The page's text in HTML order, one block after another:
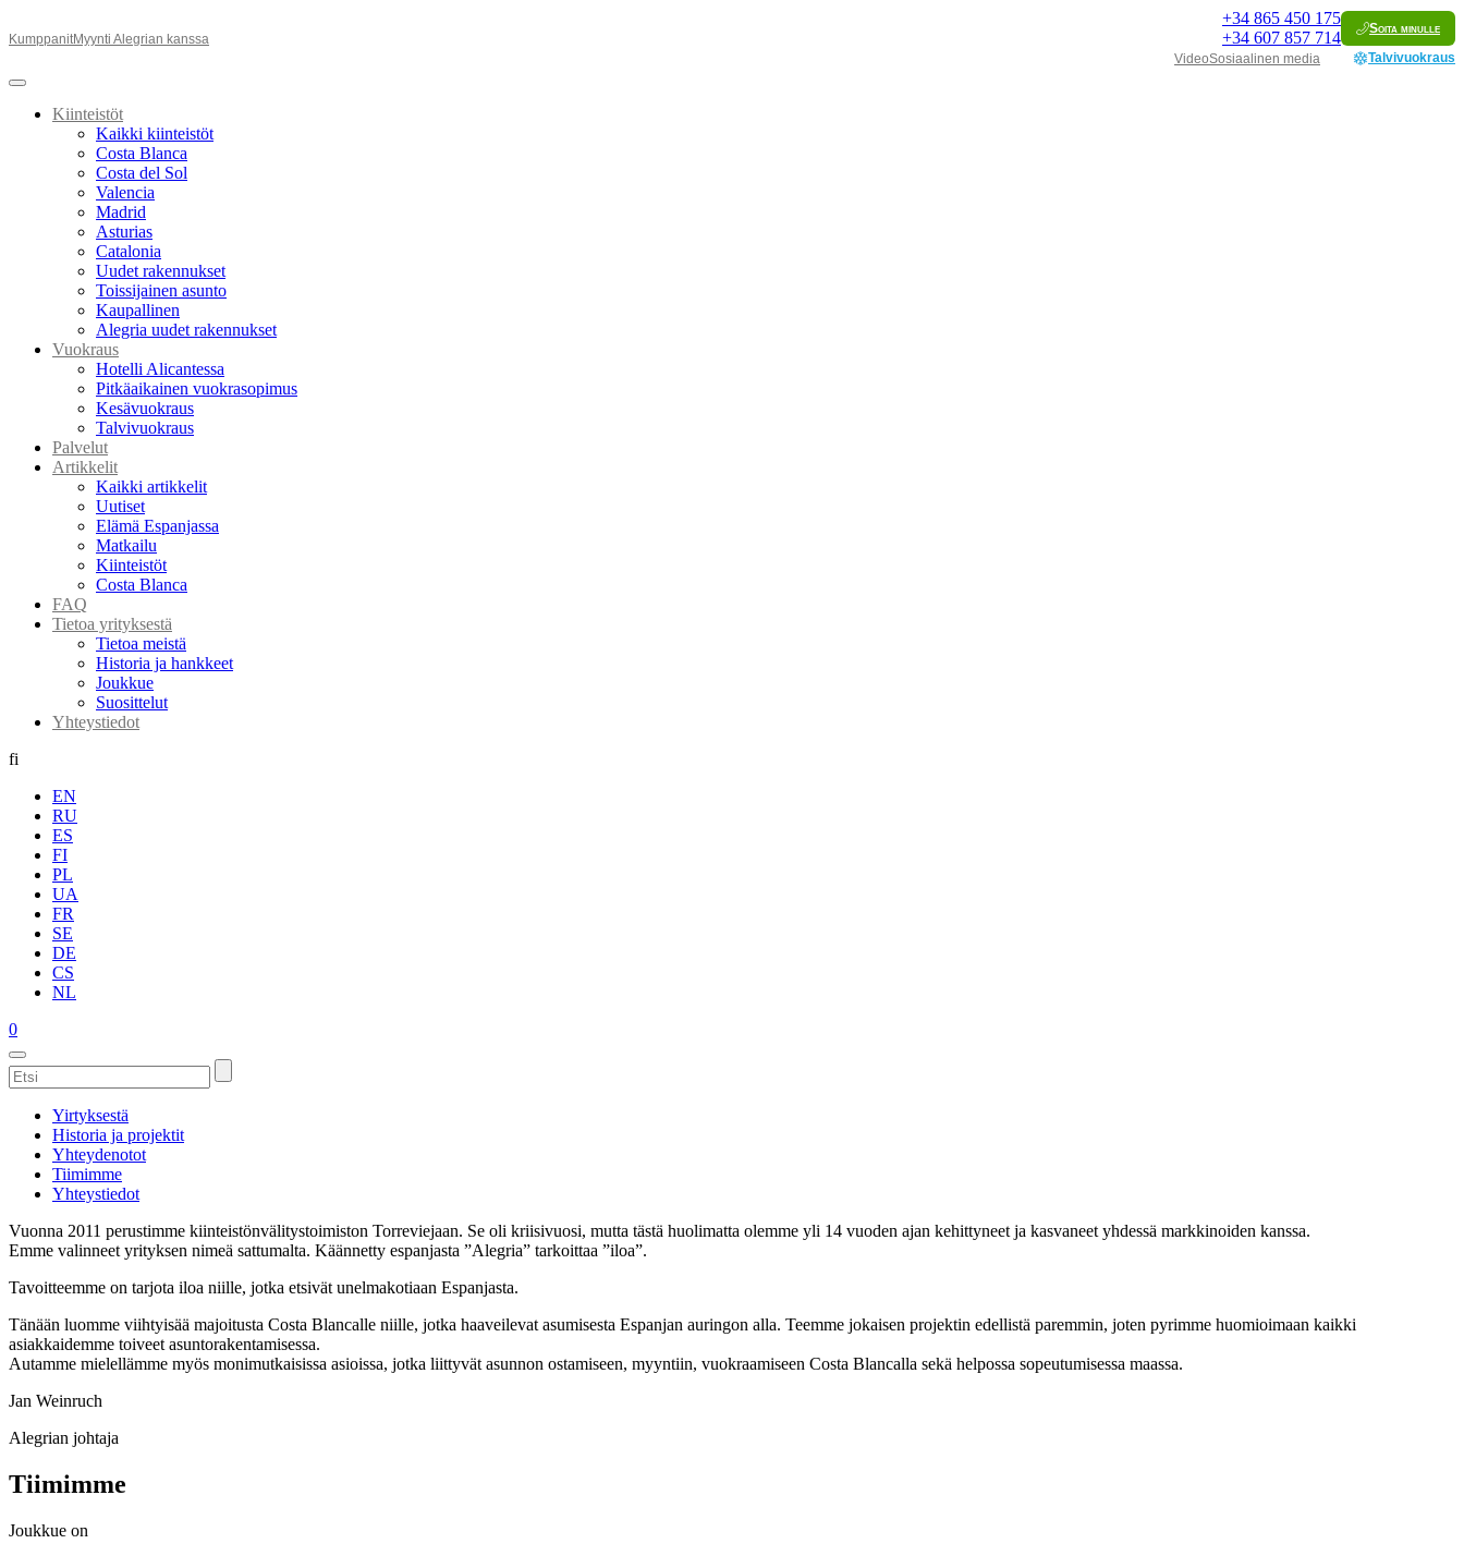
KumppanitMyynti Alegrian kanssa
+34 865 450 175
+34 607 857 714
Soita minulle
VideoSosiaalinen media Talvivuokraus
Kiinteistöt
Kaikki kiinteistöt
Costa Blanca
Costa del Sol
Valencia
Madrid
Asturias
Catalonia
Uudet rakennukset
Toissijainen asunto
Kaupallinen
Alegria uudet rakennukset
Vuokraus
Hotelli Alicantessa
Pitkäaikainen vuokrasopimus
Kesävuokraus
Talvivuokraus
Palvelut
Artikkelit
Kaikki artikkelit
Uutiset
Elämä Espanjassa
Matkailu
Kiinteistöt
Costa Blanca
FAQ
Tietoa yrityksestä
Tietoa meistä
Historia ja hankkeet
Joukkue
Suosittelut
Yhteystiedot
fi
EN
RU
ES
FI
PL
UA
FR
SE
DE
CS
NL
0
Yirtyksestä
Historia ja projektit
Yhteydenotot
Tiimimme
Yhteystiedot
Vuonna 2011 perustimme kiinteistönvälitystoimiston Torreviejaan. Se oli kriisivuosi, mutta tästä huolimatta olemme yli 14 vuoden ajan kehittyneet ja kasvaneet yhdessä markkinoiden kanssa.
Emme valinneet yrityksen nimeä sattumalta. Käännetty espanjasta ”Alegria” tarkoittaa ”iloa”.
Tavoitteemme on tarjota iloa niille, jotka etsivät unelmakotiaan Espanjasta.
Tänään luomme viihtyisää majoitusta Costa Blancalle niille, jotka haaveilevat asumisesta Espanjan auringon alla. Teemme jokaisen projektin edellistä paremmin, joten pyrimme huomioimaan kaikki
asiakkaidemme toiveet asuntorakentamisessa.
Autamme mielellämme myös monimutkaisissa asioissa, jotka liittyvät asunnon ostamiseen, myyntiin, vuokraamiseen Costa Blancalla sekä helpossa sopeutumisessa maassa.
Jan Weinruch
Alegrian johtaja
Tiimimme
Joukkue on